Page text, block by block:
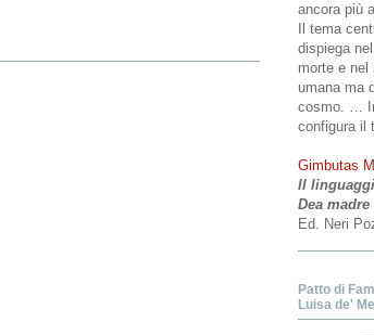
ancora più
Il tema
dispiega
morte e nel
umana ma
cosmo. …
configura il
Gimbutas
Il
Dea
Ed. Neri
Patto di
Luisa de'